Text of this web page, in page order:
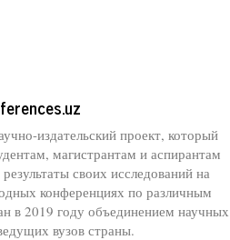
издательский проект, который
магистрантам и аспирантам
своих исследований на
конференциях по различным
в 2019 году объединением научных
вузов страны.